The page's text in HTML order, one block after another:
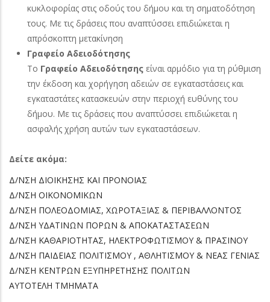
κυκλοφορίας στις οδούς του δήμου και τη σηματοδότηση
τους. Με τις δράσεις που αναπτύσσει επιδιώκεται η
απρόσκοπτη μετακίνηση
Γραφείο Αδειοδότησης
Το Γραφείο Αδειοδότησης είναι αρμόδιο για τη ρύθμιση
την έκδοση και χορήγηση αδειών σε εγκαταστάσεις και
εγκαταστάτες κατασκευών στην περιοχή ευθύνης του
δήμου. Με τις δράσεις που αναπτύσσει επιδιώκεται η
ασφαλής χρήση αυτών των εγκαταστάσεων.
Δείτε ακόμα:
Δ/ΝΣΗ ΔΙΟΙΚΗΣΗΣ ΚΑΙ ΠΡΟΝΟΙΑΣ
Δ/ΝΣΗ ΟΙΚΟΝΟΜΙΚΩΝ
Δ/ΝΣΗ ΠΟΛΕΟΔΟΜΙΑΣ, ΧΩΡΟΤΑΞΙΑΣ & ΠΕΡΙΒΑΛΛΟΝΤΟΣ
Δ/ΝΣΗ ΥΔΑΤΙΝΩΝ ΠΟΡΩΝ & ΑΠΟΚΑΤΑΣΤΑΣΕΩΝ
Δ/ΝΣΗ ΚΑΘΑΡΙΟΤΗΤΑΣ, ΗΛΕΚΤΡΟΦΩΤΙΣΜΟΥ & ΠΡΑΣΙΝΟΥ
Δ/ΝΣΗ ΠΑΙΔΕΙΑΣ ΠΟΛΙΤΙΣΜΟΥ , ΑΘΛΗΤΙΣΜΟΥ & ΝΕΑΣ ΓΕΝΙΑΣ
Δ/ΝΣΗ ΚΕΝΤΡΩΝ ΕΞΥΠΗΡΕΤΗΣΗΣ ΠΟΛΙΤΩΝ
ΑΥΤΟΤΕΛΗ ΤΜΗΜΑΤΑ